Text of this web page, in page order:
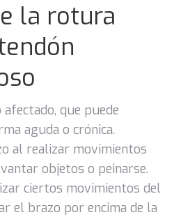
la rotura
que puede
aguda o crónica.
al realizar movimientos
objetos o peinarse.
ciertos movimientos del
el brazo por encima de la